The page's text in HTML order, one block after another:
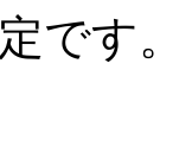
です。